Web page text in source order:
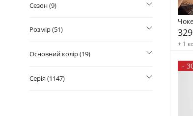
Сезон (9)
Розмір (51)
Основний колір (19)
Серія (1147)
+ 1
-